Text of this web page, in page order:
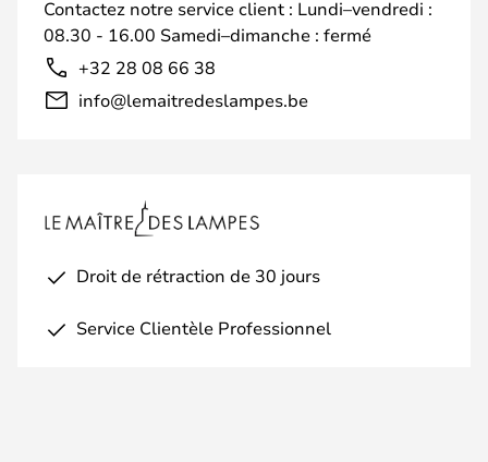
Contactez notre service client : Lundi–vendredi :
08.30 - 16.00 Samedi–dimanche : fermé
+32 28 08 66 38
info@lemaitredeslampes.be
Droit de rétraction de 30 jours
Service Clientèle Professionnel